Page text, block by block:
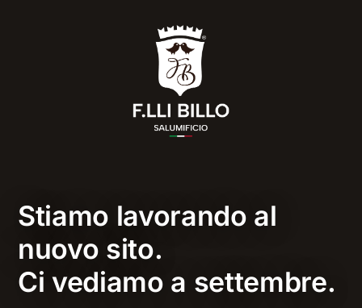
Stiamo lavorando al
nuovo sito.
Ci vediamo a settembre.